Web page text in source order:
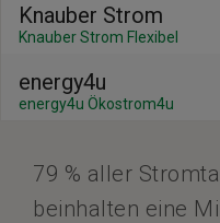
Knauber Strom
Knauber Strom Flexibel
energy4u
energy4u Ökostrom4u
79 % aller
beinhalten eine